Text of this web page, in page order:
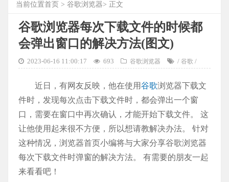
当前位置首页 > 谷歌浏览器> 正文
谷歌浏览器每次下载文件的时候都
会弹出窗口的解决方法(图文)
2023-06-16 11:00:17 693 谷歌浏览器 / 谷歌 /
近日，有网友反映，他在使用谷歌浏览器下载文
件时，发现每次点击下载文件时，都会弹出一个窗
口，需要在窗口中再次确认，才能开始下载文件。 这
让他使用起来很不方便，所以想请教解决办法。 针对
这种情况，浏览器首页小编将与大家分享谷歌浏览器
每次下载文件时弹窗的解决方法。 有需要的朋友一起
来看看吧！